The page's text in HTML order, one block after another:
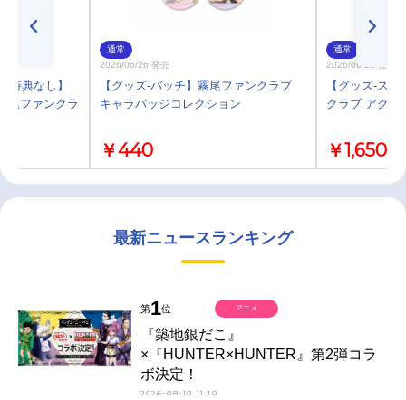
特典なし】
尾ファンクラ
通常
2026/06/26 発売
【グッズ-バッチ】霧尾ファンクラブ
キャラバッジコレクション
￥440
通常
2026/06/26 発売
【グッズ-ス
クラブ アクリ
￥1,650
最新ニュースランキング
第1位
『築地銀だこ』
×『HUNTER×HUNTER』第2弾コラ
ボ決定！
2026-08-10 11:10
アニメ